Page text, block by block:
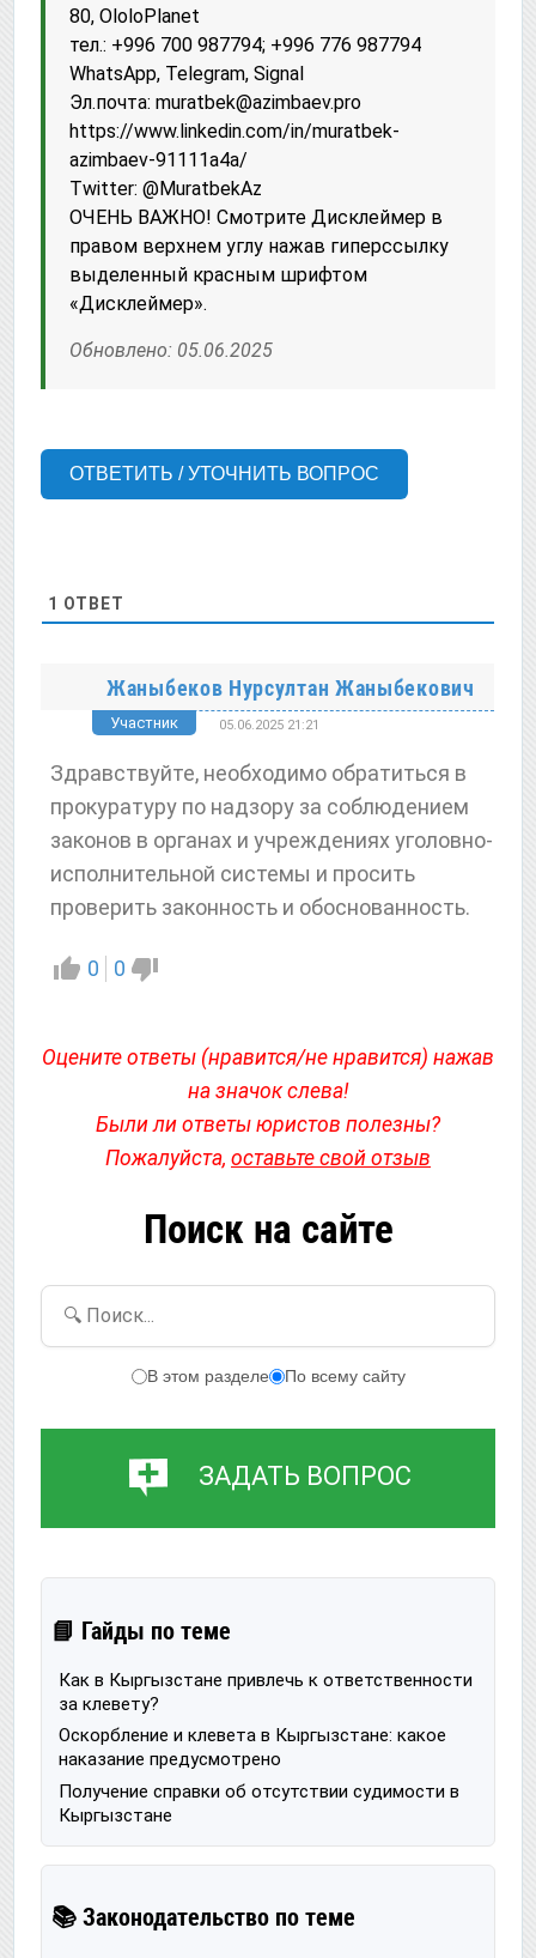
80, OloloPlanet
тел.: +996 700 987794; +996 776 987794
WhatsApp, Telegram, Signal
Эл.почта: muratbek@azimbaev.pro
httрs://www.linkedin.com/in/muratbek-
azimbaev-91111a4a/
Twitter: @MuratbekAz
ОЧЕНЬ ВАЖНО! Смотрите Дисклеймер в
правом верхнем углу нажав гиперссылку
выделенный красным шрифтом
«Дисклеймер».
Обновлено: 05.06.2025
ОТВЕТИТЬ / УТОЧНИТЬ ВОПРОС
1 ОТВЕТ
Жаныбеков Нурсултан Жаныбекович
Участник 05.06.2025 21:21
Здравствуйте, необходимо обратиться в
прокуратуру по надзору за соблюдением
законов в органах и учреждениях уголовно-
исполнительной системы и просить
проверить законность и обоснованность.
0 0
Оцените ответы (нравится/не нравится) нажав
на значок слева!
Были ли ответы юристов полезны?
Пожалуйста, оставьте свой отзыв
Поиск на сайте
🔍 Поиск...
В этом разделе По всему сайту
ЗАДАТЬ ВОПРОС
📘 Гайды по теме
Как в Кыргызстане привлечь к ответственности
за клевету?
Оскорбление и клевета в Кыргызстане: какое
наказание предусмотрено
Получение справки об отсутствии судимости в
Кыргызстане
📚 Законодательство по теме